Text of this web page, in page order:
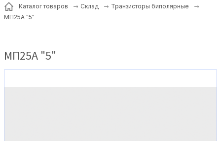
Каталог товаров Склад
Транзисторы биполярные
МП25А "5"
МП25А "5"